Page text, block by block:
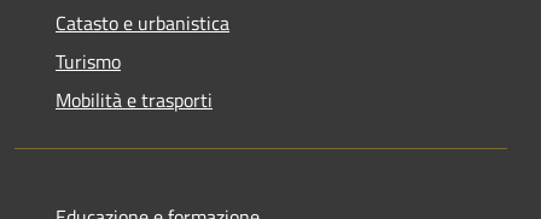
Catasto e urbanistica
Turismo
Mobilità e trasporti